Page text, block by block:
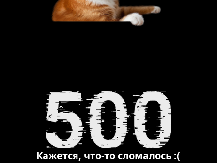
Кажется, что-то сломалось :(